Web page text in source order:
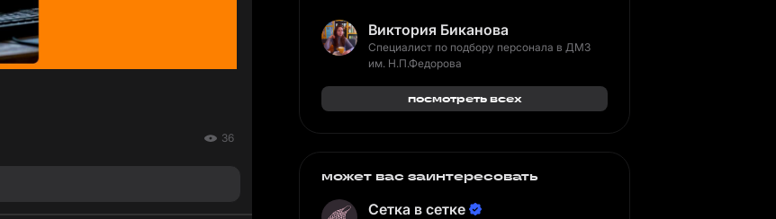
36
Виктория Биканова
Специалист по подбору персонала в ДМЗ
им. Н.П.Федорова
посмотреть всех
может вас заинтересовать
Сетка в сетке